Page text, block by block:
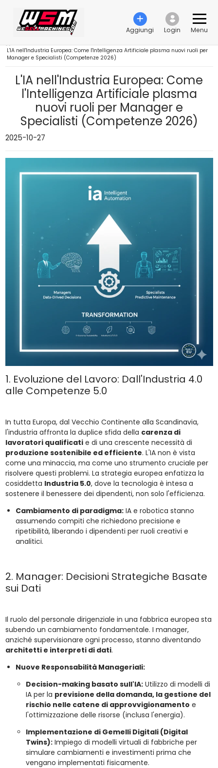
Aggiungi Login Menu
L'IA nell'Industria Europea: Come l'Intelligenza Artificiale plasma nuovi ruoli per
Manager e Specialisti (Competenze 2026)
L'IA nell'Industria Europea: Come
l'Intelligenza Artificiale plasma
nuovi ruoli per Manager e
Specialisti (Competenze 2026)
2025-10-27
1. Evoluzione del Lavoro: Dall'Industria 4.0
alle Competenze 5.0
In tutta Europa, dal Vecchio Continente alla Scandinavia,
l'industria affronta la duplice sfida della carenza di
lavoratori qualificatie di una crescente necessità di
produzione sostenibile ed efficiente. L'IA non è vista
come una minaccia, ma come uno strumento cruciale per
risolvere questi problemi. La strategia europea enfatizza la
cosiddetta Industria 5.0, dove la tecnologia è intesa a
sostenere il benessere dei dipendenti, non solo l'efficienza.
Cambiamento di paradigma:IA e robotica stanno
assumendo compiti che richiedono precisione e
ripetibilità, liberando i dipendenti per ruoli creativi e
analitici.
2. Manager: Decisioni Strategiche Basate
sui Dati
Il ruolo del personale dirigenziale in una fabbrica europea sta
subendo un cambiamento fondamentale. I manager,
anziché supervisionare ogni processo, stanno diventando
architetti e interpreti di dati.
Nuove Responsabilità Manageriali:
Decision-making basato sull'IA:Utilizzo di modelli di
IA per la previsione della domanda, la gestione del
rischio nelle catene di approvvigionamento e
l'ottimizzazione delle risorse (inclusa l'energia).
Implementazione di Gemelli Digitali (Digital
Twins):Impiego di modelli virtuali di fabbriche per
simulare cambiamenti e investimenti prima che
vengano implementati fisicamente.